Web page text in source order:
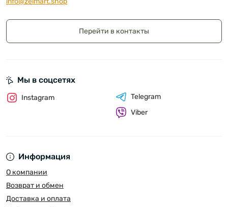
Перейти в контакты
Информация
О компании
Возврат и обмен
Доставка и оплата
Мы в соцсетях
Instagram
Telegram
Viber